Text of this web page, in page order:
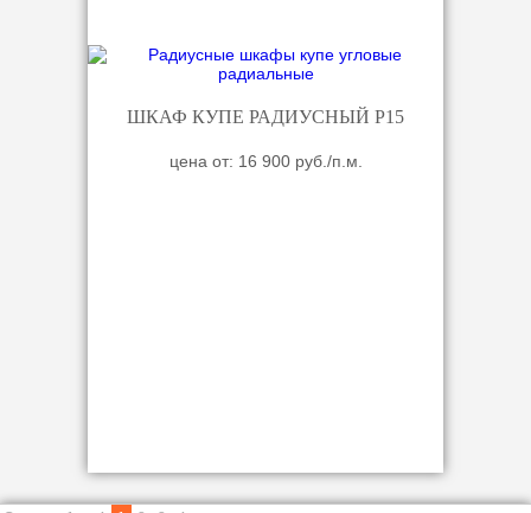
ШКАФ КУПЕ РАДИУСНЫЙ Р15
цена от: 16 900 руб./п.м.